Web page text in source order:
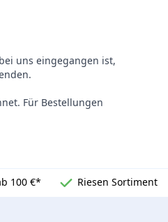
uns eingegangen ist,
Für Bestellungen
100 €* Riesen Sortiment